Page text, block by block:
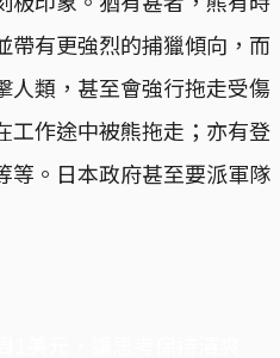
帶有更強烈的捕獵傾向，而
人類，甚至會強行拖走受傷
工作途中被熊拖走；亦有登
等。日本政府甚至要派軍隊